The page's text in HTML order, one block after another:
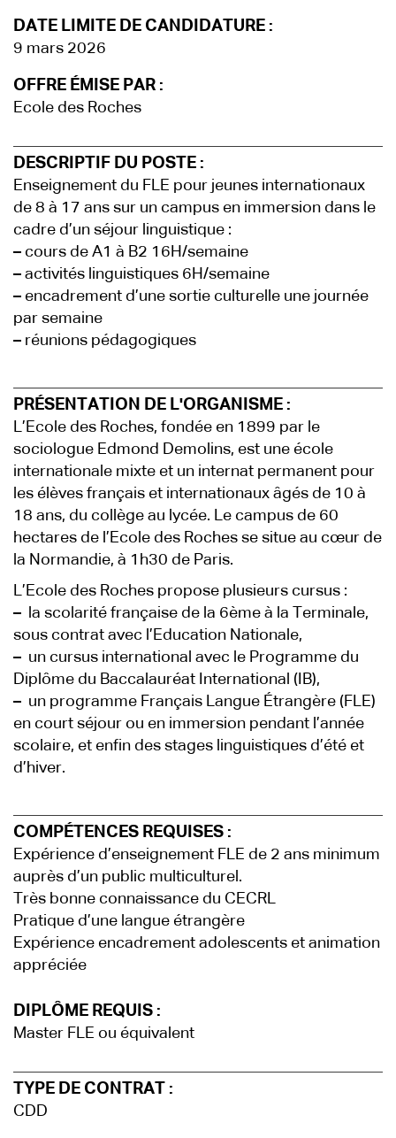
DATE LIMITE DE CANDIDATURE :
9 mars 2026
OFFRE ÉMISE PAR :
Ecole des Roches
DESCRIPTIF DU POSTE :
Enseignement du FLE pour jeunes internationaux
de 8 à 17 ans sur un campus en immersion dans le
cadre d’un séjour linguistique :
– cours de A1 à B2 16H/semaine
– activités linguistiques 6H/semaine
– encadrement d’une sortie culturelle une journée
par semaine
– réunions pédagogiques
PRÉSENTATION DE L'ORGANISME :
L’Ecole des Roches, fondée en 1899 par le
sociologue Edmond Demolins, est une école
internationale mixte et un internat permanent pour
les élèves français et internationaux âgés de 10 à
18 ans, du collège au lycée. Le campus de 60
hectares de l’Ecole des Roches se situe au cœur de
la Normandie, à 1h30 de Paris.
L’Ecole des Roches propose plusieurs cursus :
– la scolarité française de la 6ème à la Terminale,
sous contrat avec l’Education Nationale,
– un cursus international avec le Programme du
Diplôme du Baccalauréat International (IB),
– un programme Français Langue Étrangère (FLE)
en court séjour ou en immersion pendant l’année
scolaire, et enfin des stages linguistiques d’été et
d’hiver.
COMPÉTENCES REQUISES :
Expérience d’enseignement FLE de 2 ans minimum
auprès d’un public multiculturel.
Très bonne connaissance du CECRL
Pratique d’une langue étrangère
Expérience encadrement adolescents et animation
appréciée
DIPLÔME REQUIS :
Master FLE ou équivalent
TYPE DE CONTRAT :
CDD